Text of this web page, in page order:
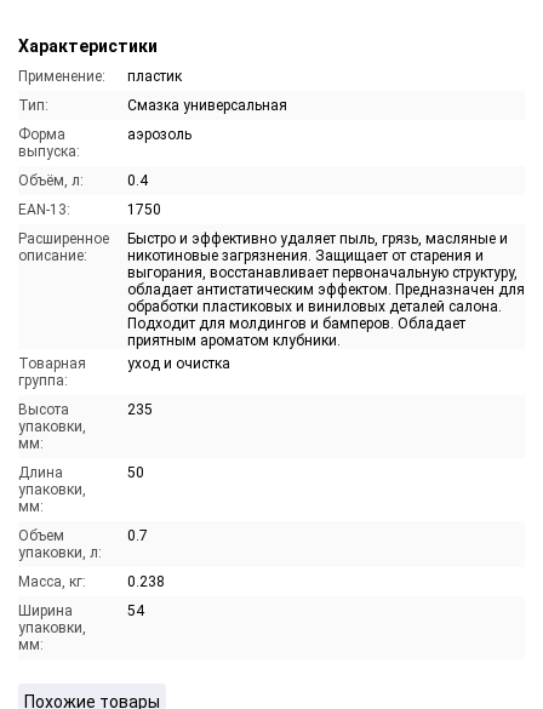
Характеристики
Применение:
пластик
Тип:
Смазка универсальная
Форма
выпуска:
аэрозоль
Объём, л:
0.4
EAN-13:
1750
Расширенное
описание:
Быстро и эффективно удаляет пыль, грязь, масляные и
никотиновые загрязнения. Защищает от старения и
выгорания, восстанавливает первоначальную структуру,
обладает антистатическим эффектом. Предназначен для
обработки пластиковых и виниловых деталей салона.
Подходит для молдингов и бамперов. Обладает
приятным ароматом клубники.
Товарная
группа:
уход и очистка
Высота
упаковки,
мм:
235
Длина
упаковки,
мм:
50
Объем
упаковки, л:
0.7
Масса, кг:
0.238
Ширина
упаковки,
мм:
54
Похожие товары